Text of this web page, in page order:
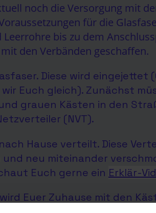
noch die Versorgung mit
für die
bis zu dem
den Verbänden geschaffen.
Diese wird
Euch gleich). Zunächst
grauen Kästen in den
(NVT).
Hause verteilt. Diese
neu miteinander
Euch gerne ein Erklär-
Euer Zuhause mit den